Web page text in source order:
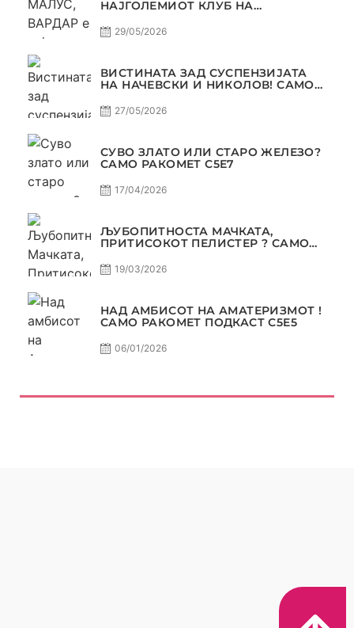
НАЈГОЛЕМИОТ КЛУБ НА
29/05/2026
ВИСТИНАТА ЗАД СУСПЕНЗИЈАТА
НА НАЧЕВСКИ И НИКОЛОВ! САМО
27/05/2026
СУВО ЗЛАТО ИЛИ СТАРО ЖЕЛЕЗО?
САМО РАКОМЕТ С5Е7
17/04/2026
ЉУБОПИТНОСТА МАЧКАТА,
ПРИТИСОКОТ ПЕЛИСТЕР ? САМО
19/03/2026
НАД АМБИСОТ НА АМАТЕРИЗМОТ !
САМО РАКОМЕТ ПОДКАСТ С5E5
06/01/2026